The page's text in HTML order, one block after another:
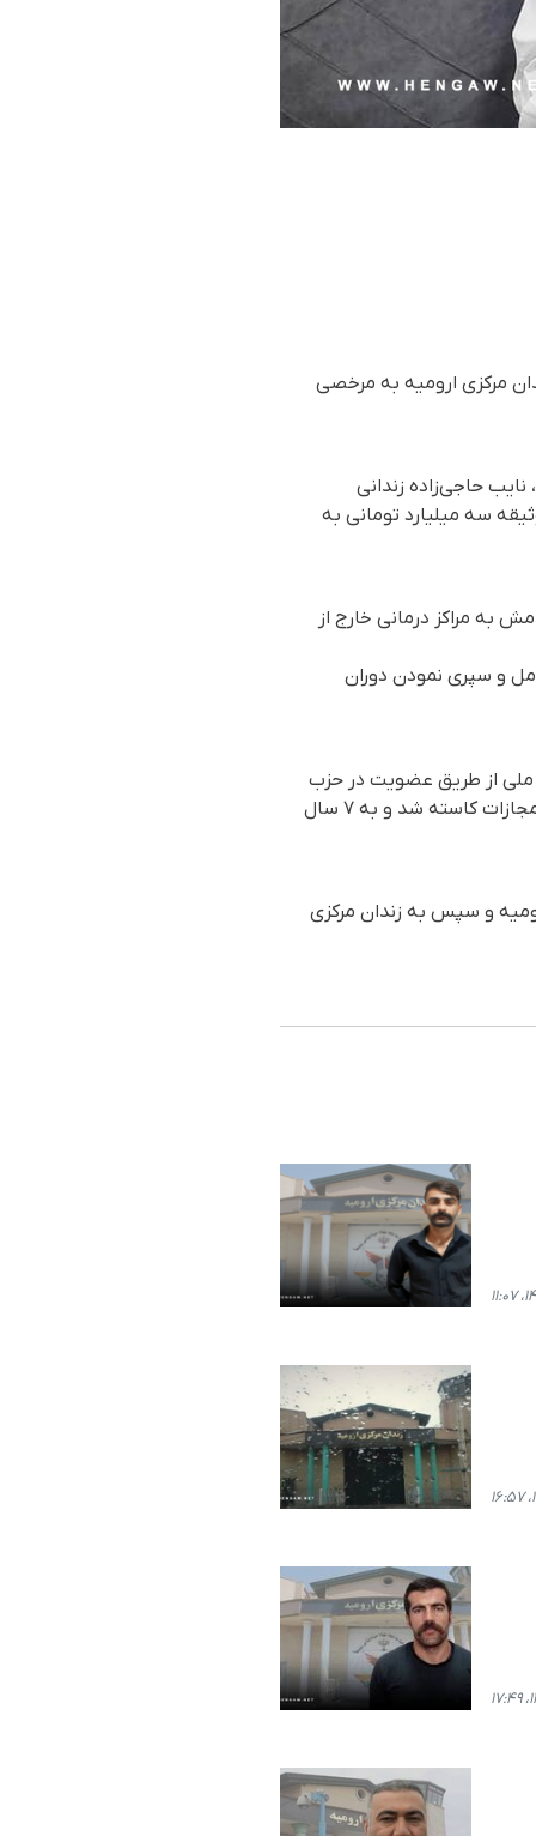
مرکزی ارومیه به مرخصی
گزارش رسیده به سازمان حقوق بشری هه‌نگاو، روز یک‌شنبه ۱۳ اسفند ۱۴۰۲ (۳ مارس ۲۰۲۴)، نایب حاجی‌زاده زندانی
زندان با وثیقه سه میلیارد تومانی به
به مراکز درمانی خارج از
کامل و سپری نمودن دوران
امنیت ملی از طریق عضویت در حزب
کومه‌له‌" به ۱۰ سال و یک روز حبس محکوم و در نهایت یک چهام از این مدت حبس به عنوان تخفیف مجازات کاسته شد و به ۷ سال
ارومیه و سپس به زندان مرکزی